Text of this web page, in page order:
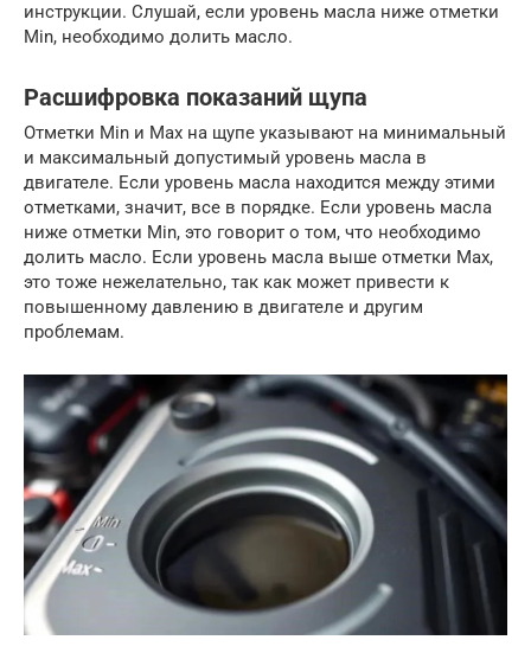
инструкции. Слушай, если уровень масла ниже отметки
Min, необходимо долить масло.
Расшифровка показаний щупа
Отметки Min и Max на щупе указывают на минимальный
и максимальный допустимый уровень масла в
двигателе. Если уровень масла находится между этими
отметками, значит, все в порядке. Если уровень масла
ниже отметки Min, это говорит о том, что необходимо
долить масло. Если уровень масла выше отметки Max,
это тоже нежелательно, так как может привести к
повышенному давлению в двигателе и другим
проблемам.